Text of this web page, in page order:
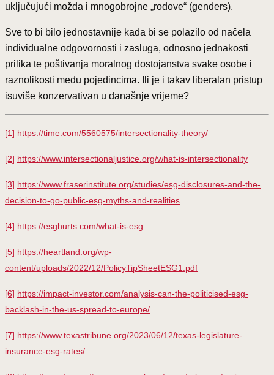
uključujući možda i mnogobrojne „rodove“ (genders).
Sve to bi bilo jednostavnije kada bi se polazilo od načela
individualne odgovornosti i zasluga, odnosno jednakosti
prilika te poštivanja moralnog dostojanstva svake osobe i
raznolikosti među pojedincima. Ili je i takav liberalan pristup
isuviše konzervativan u današnje vrijeme?
[1] https://time.com/5560575/intersectionality-theory/
[2] https://www.intersectionaljustice.org/what-is-intersectionality
[3] https://www.fraserinstitute.org/studies/esg-disclosures-and-the-
decision-to-go-public-esg-myths-and-realities
[4] https://esghurts.com/what-is-esg
[5] https://heartland.org/wp-
content/uploads/2022/12/PolicyTipSheetESG1.pdf
[6] https://impact-investor.com/analysis-can-the-politicised-esg-
backlash-in-the-us-spread-to-europe/
[7] https://www.texastribune.org/2023/06/12/texas-legislature-
insurance-esg-rates/